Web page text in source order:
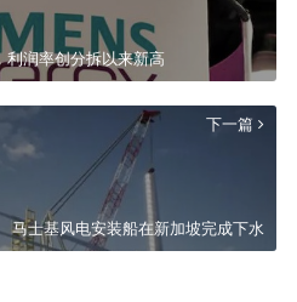
利润率创分拆以来新高
下一篇
马士基风电安装船在新加坡完成下水